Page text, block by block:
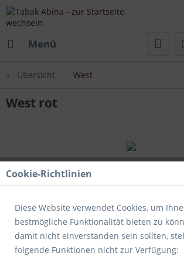
Menü
Übersicht West
West rot
Cookie-Richtlinien
Diese Website verwendet Cookies, um
bestmögliche Funktionalität bieten zu
damit nicht einverstanden sein sollten,
folgende Funktionen nicht zur Verfügung: